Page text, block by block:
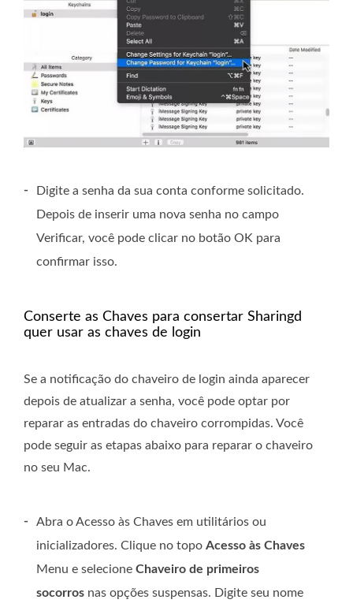
-
Digite a senha da sua conta conforme solicitado.
Depois de inserir uma nova senha no campo
Verificar, você pode clicar no botão OK para
confirmar isso.
Conserte as Chaves para consertar Sharingd
quer usar as chaves de login
Se a notificação do chaveiro de login ainda aparecer
depois de atualizar a senha, você pode optar por
reparar as entradas do chaveiro corrompidas. Você
pode seguir as etapas abaixo para reparar o chaveiro
no seu Mac.
-
Abra o Acesso às Chaves em utilitários ou
inicializadores. Clique no topo Acesso às Chaves
Menu e selecione Chaveiro de primeiros
socorros nas opções suspensas. Digite seu nome